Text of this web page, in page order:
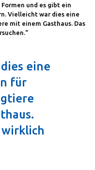
und es gibt ein
Vielleicht war dies eine
mit einem Gasthaus. Das
eine
für
wirklich